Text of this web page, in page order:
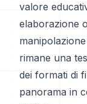
valore
elaborazione
rimane una
dei formati di
panorama in